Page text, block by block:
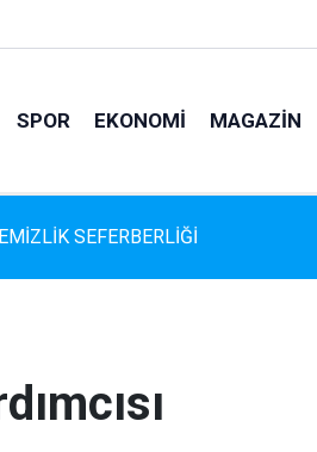
SPOR EKONOMI MAGAZIN
SEFERBERLİĞİ